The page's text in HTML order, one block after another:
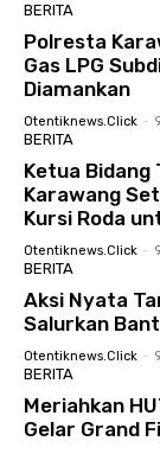
BERITA
Polresta
Gas LPG
Diamankan
Otentiknews.click -
BERITA
Ketua Bidang
Karawang
Kursi Roda
Otentiknews.click -
BERITA
Aksi Nyata
Salurkan
Otentiknews.click -
BERITA
Meriahkan
Gelar Grand